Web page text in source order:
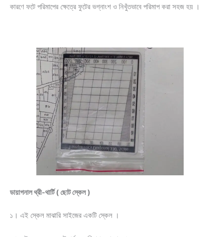
কারণে ফটে পরিমাপের ক্ষেত্রে ফুটের ভগ্নাংশ ও নিখুঁতভাবে পরিমাপ করা সহজ হয় ।
ডায়াগনাল থ্রী-থার্টি ( ছোট স্কেল )
১। এই স্কেল মাঝারি সাইজের একটি স্কেল ।